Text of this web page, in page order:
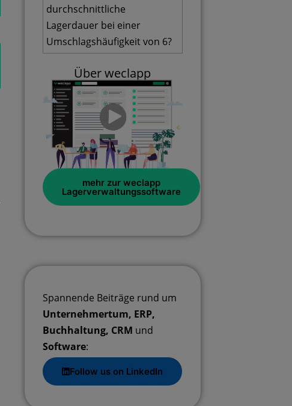
durchschnittliche
Lagerdauer bei einer
Umschlagshäufigkeit von 6?
Über weclapp
mehr zur weclapp
Lagerverwaltungssoftware
Spannende Beiträge rund um
Unternehmertum, ERP,
Buchhaltung, CRM und
Software:
Follow us on LinkedIn